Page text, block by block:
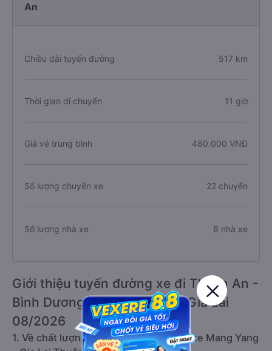
An
Chiều dài tuyến đường 517 km
Thời gian di chuyển 11 giờ
Giá vé trung bình 480.000 VNĐ
Số lượng chuyến xe 22 chuyến
Số lượng nhà xe 8 nhà xe
Giới thiệu tuyến đường xe đi Thuận An -
Bình Dương từ Mang Yang - Gia Lai
08/2026
1. Về chất lượng, review, đánh giá nhà xe Mang Yang